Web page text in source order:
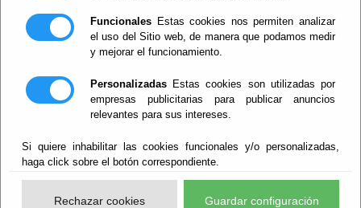
Funcionales Estas cookies nos permiten analizar
el uso del Sitio web, de manera que podamos medir
y mejorar el funcionamiento.
Personalizadas Estas cookies son utilizadas por
empresas publicitarias para publicar anuncios
relevantes para sus intereses.
Si quiere inhabilitar las cookies funcionales y/o personalizadas,
haga click sobre el botón correspondiente.
Rechazar cookies Guardar configuración
NGEU
DIPALME_Convocatoria
IDAE Proyectos
innovadores de
almacenamiento